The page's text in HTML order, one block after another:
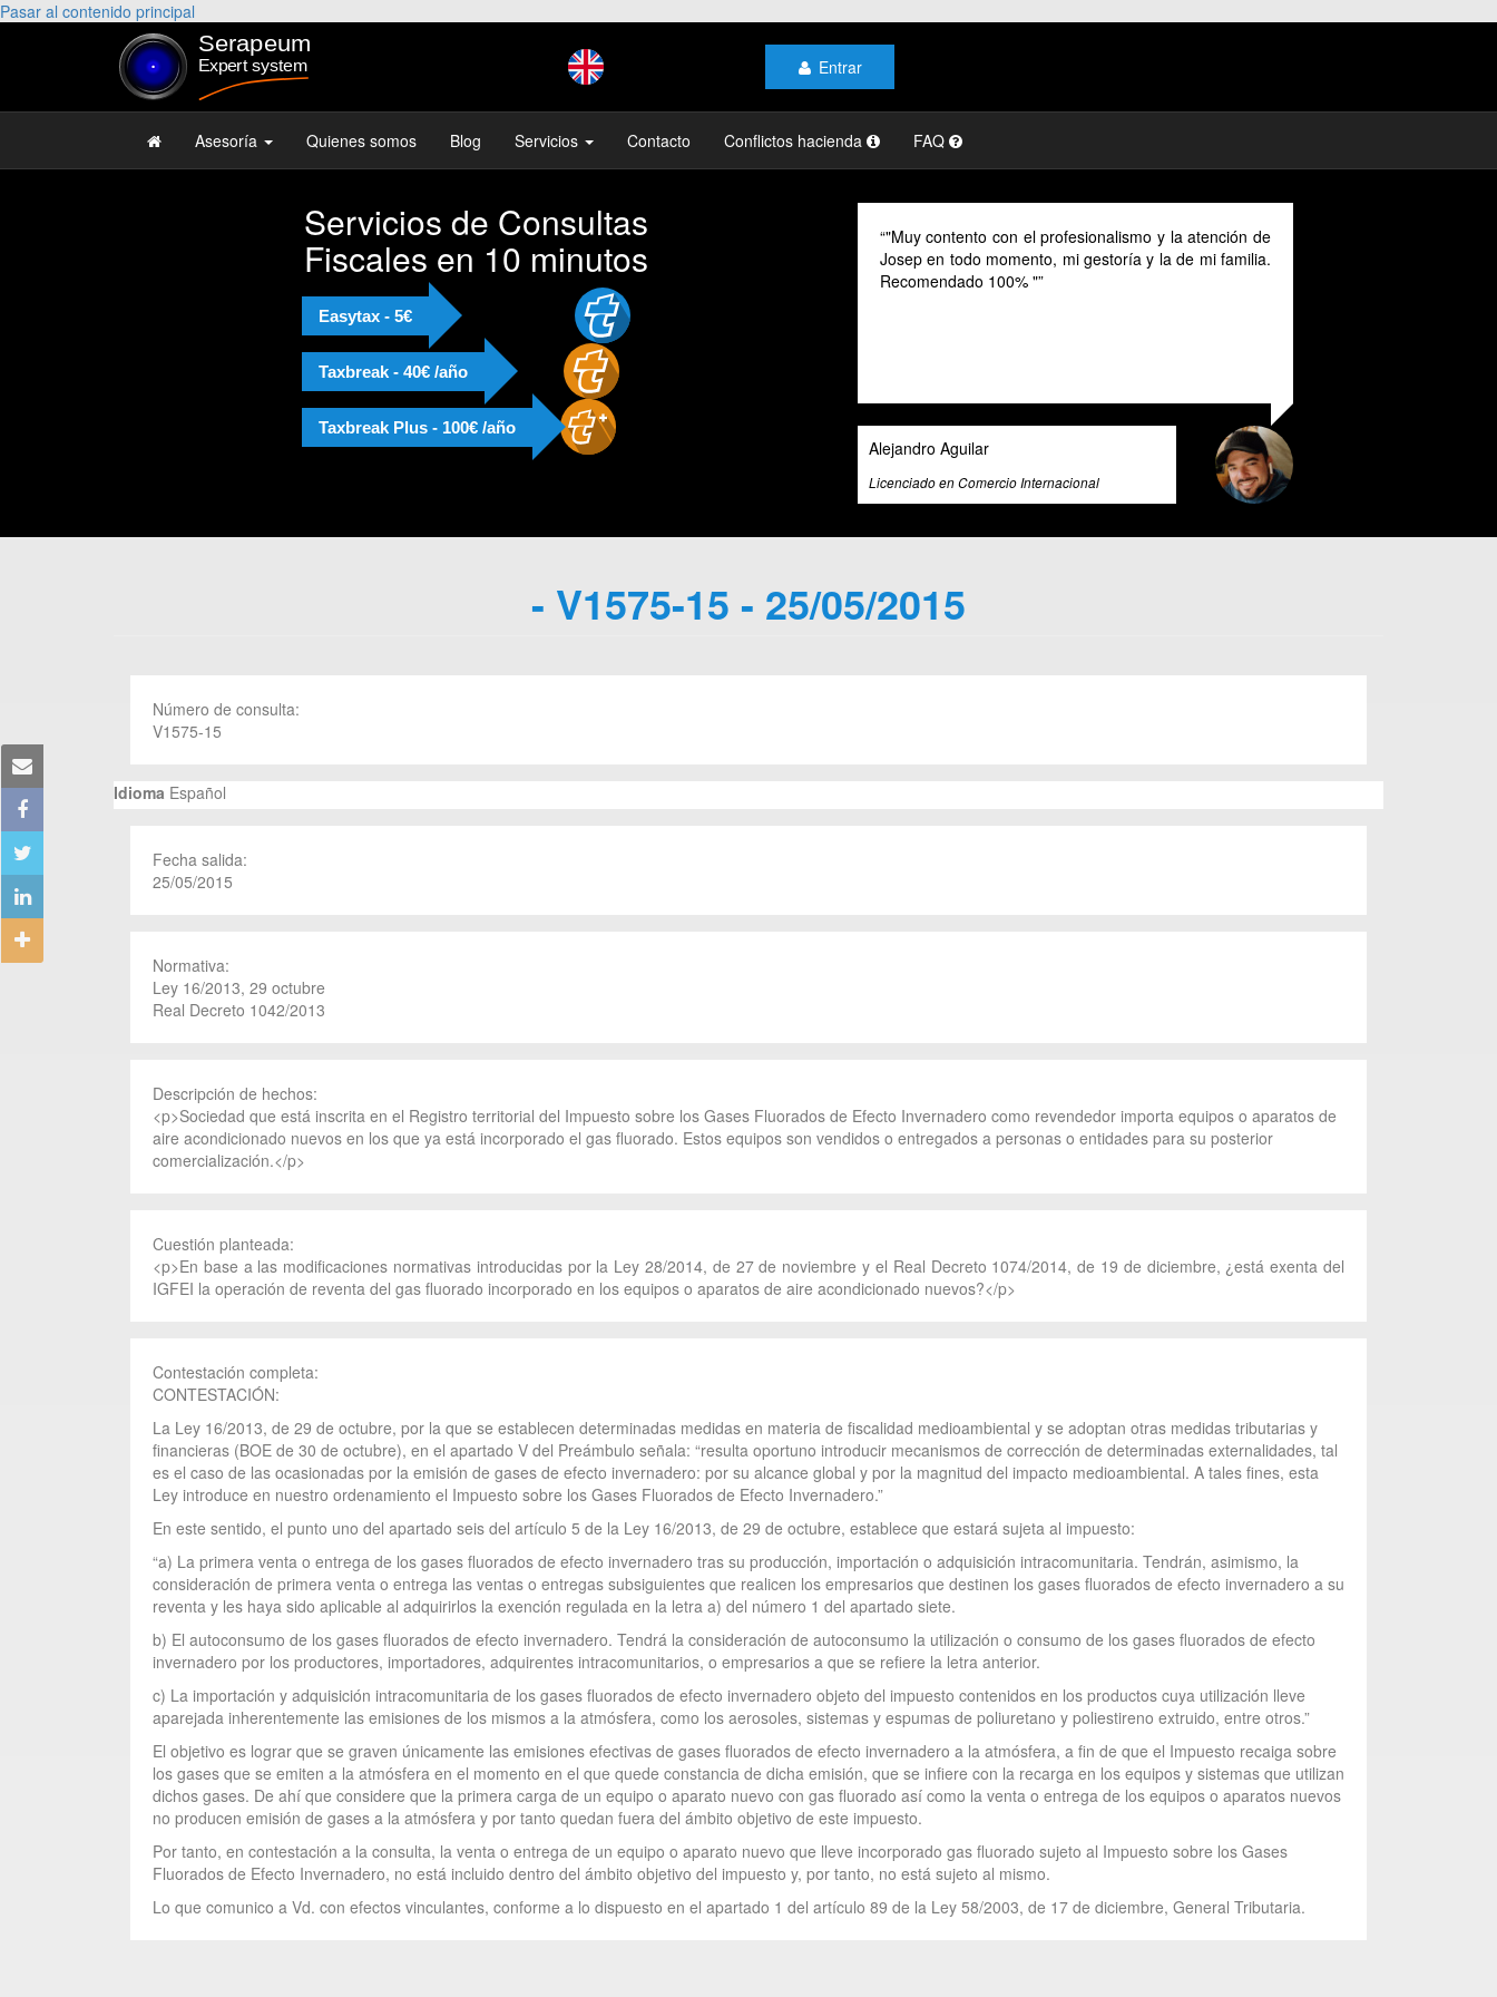
Pasar al contenido principal
Entrar
Asesoría Quienes somos Blog Servicios Contacto Conflictos hacienda FAQ
Servicios de Consultas
Fiscales en 10 minutos
Easytax - 5€
Taxbreak - 40€ /año
Taxbreak Plus - 100€ /año
"Muy contento con el profesionalismo y la atención de
Josep en todo momento, mi gestoría y la de mi familia.
Recomendado 100% "
Alejandro Aguilar
Licenciado en Comercio Internacional
- V1575-15 - 25/05/2015
Número de consulta:
V1575-15
Idioma Español
Fecha salida:
25/05/2015
Normativa:
Ley 16/2013, 29 octubre
Real Decreto 1042/2013
Descripción de hechos:
<p>Sociedad que está inscrita en el Registro territorial del Impuesto sobre los Gases Fluorados de Efecto Invernadero como revendedor importa equipos o aparatos de
aire acondicionado nuevos en los que ya está incorporado el gas fluorado. Estos equipos son vendidos o entregados a personas o entidades para su posterior
comercialización.</p>
Cuestión planteada:
<p>En base a las modificaciones normativas introducidas por la Ley 28/2014, de 27 de noviembre y el Real Decreto 1074/2014, de 19 de diciembre, ¿está exenta del
IGFEI la operación de reventa del gas fluorado incorporado en los equipos o aparatos de aire acondicionado nuevos?</p>
Contestación completa:
CONTESTACIÓN:
La Ley 16/2013, de 29 de octubre, por la que se establecen determinadas medidas en materia de fiscalidad medioambiental y se adoptan otras medidas tributarias y
financieras (BOE de 30 de octubre), en el apartado V del Preámbulo señala: “resulta oportuno introducir mecanismos de corrección de determinadas externalidades, tal
es el caso de las ocasionadas por la emisión de gases de efecto invernadero: por su alcance global y por la magnitud del impacto medioambiental. A tales fines, esta
Ley introduce en nuestro ordenamiento el Impuesto sobre los Gases Fluorados de Efecto Invernadero.”
En este sentido, el punto uno del apartado seis del artículo 5 de la Ley 16/2013, de 29 de octubre, establece que estará sujeta al impuesto:
“a) La primera venta o entrega de los gases fluorados de efecto invernadero tras su producción, importación o adquisición intracomunitaria. Tendrán, asimismo, la
consideración de primera venta o entrega las ventas o entregas subsiguientes que realicen los empresarios que destinen los gases fluorados de efecto invernadero a su
reventa y les haya sido aplicable al adquirirlos la exención regulada en la letra a) del número 1 del apartado siete.
b) El autoconsumo de los gases fluorados de efecto invernadero. Tendrá la consideración de autoconsumo la utilización o consumo de los gases fluorados de efecto
invernadero por los productores, importadores, adquirentes intracomunitarios, o empresarios a que se refiere la letra anterior.
c) La importación y adquisición intracomunitaria de los gases fluorados de efecto invernadero objeto del impuesto contenidos en los productos cuya utilización lleve
aparejada inherentemente las emisiones de los mismos a la atmósfera, como los aerosoles, sistemas y espumas de poliuretano y poliestireno extruido, entre otros.”
El objetivo es lograr que se graven únicamente las emisiones efectivas de gases fluorados de efecto invernadero a la atmósfera, a fin de que el Impuesto recaiga sobre
los gases que se emiten a la atmósfera en el momento en el que quede constancia de dicha emisión, que se infiere con la recarga en los equipos y sistemas que utilizan
dichos gases. De ahí que considere que la primera carga de un equipo o aparato nuevo con gas fluorado así como la venta o entrega de los equipos o aparatos nuevos
no producen emisión de gases a la atmósfera y por tanto quedan fuera del ámbito objetivo de este impuesto.
Por tanto, en contestación a la consulta, la venta o entrega de un equipo o aparato nuevo que lleve incorporado gas fluorado sujeto al Impuesto sobre los Gases
Fluorados de Efecto Invernadero, no está incluido dentro del ámbito objetivo del impuesto y, por tanto, no está sujeto al mismo.
Lo que comunico a Vd. con efectos vinculantes, conforme a lo dispuesto en el apartado 1 del artículo 89 de la Ley 58/2003, de 17 de diciembre, General Tributaria.